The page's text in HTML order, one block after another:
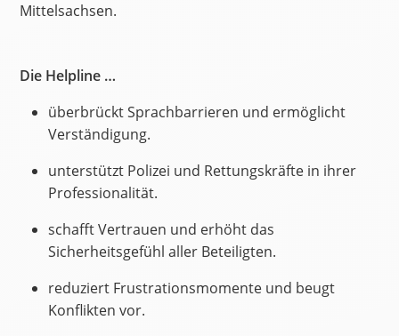
Mittelsachsen.
Die Helpline …
überbrückt Sprachbarrieren und ermöglicht
Verständigung.
unterstützt Polizei und Rettungskräfte in ihrer
Professionalität.
schafft Vertrauen und erhöht das
Sicherheitsgefühl aller Beteiligten.
reduziert Frustrationsmomente und beugt
Konflikten vor.